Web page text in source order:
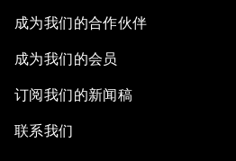
成为我们的合作伙伴
成为我们的会员
订阅我们的新闻稿
联系我们